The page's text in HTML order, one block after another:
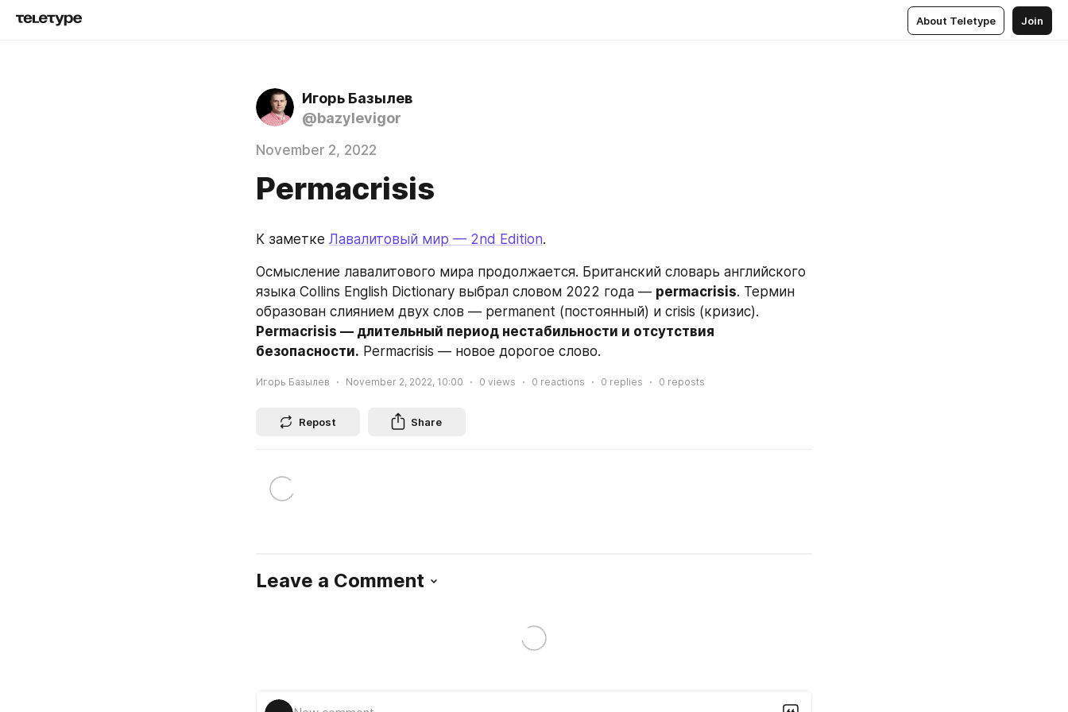
About Teletype Join
Игорь Базылев
@bazylevigor
November 2, 2022
Permacrisis
К заметке Лавалитовый мир — 2nd Edition.
Осмысление лавалитового мира продолжается. Британский словарь английского
языка Collins English Dictionary выбрал словом 2022 года — permacrisis. Термин
Permacrisis — длительный период нестабильности и отсутствия
безопасности. Permacrisis — новое дорогое слово.
Игорь Базылев November 2, 2022, 10:00 0 views 0 reactions 0 replies 0 reposts
Repost Share
Leave a Comment